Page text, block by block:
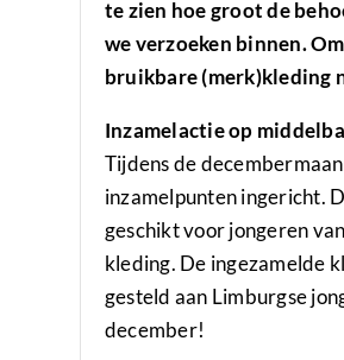
te zien hoe groot de
we verzoeken binnen.
bruikbare (merk)kleding
Inzamelactie op
Tijdens de
inzamelpunten ingericht.
geschikt voor jongeren
kleding. De ingezamelde
gesteld aan Limburgse
december!